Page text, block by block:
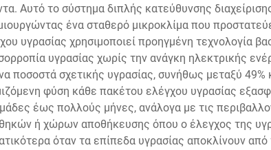
Αυτό το σύστημα διπλής κατεύθυνσης
ένα σταθερό μικροκλίμα που
υγρασίας χρησιμοποιεί προηγμένη τεχνολογία
υγρασίας χωρίς την ανάγκη ηλεκτρικής
ποσοστά σχετικής υγρασίας, συνήθως μεταξύ
φύση κάθε πακέτου ελέγχου υγρασίας
έως πολλούς μήνες, ανάλογα με τις
ή χώρων αποθήκευσης όπου ο έλεγχος της
όταν τα επίπεδα υγρασίας αποκλίνουν